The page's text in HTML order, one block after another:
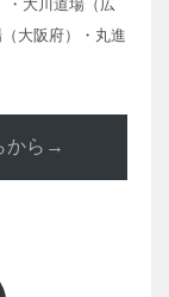
・大川道場（広
大阪府）・丸進
から→